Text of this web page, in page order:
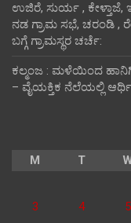
ಉಜಿರೆ, ಸುರ್ಯ , ಕೇಳ್ತಾಜೆ,
ನಡ ಗ್ರಾಮ ಸಭೆ, ಚರಂಡಿ ,
ಬಗ್ಗೆ ಗ್ರಾಮಸ್ಥರ ಚರ್ಚೆ:
ಕಲ್ಮಂಜ : ಮಳೆಯಿಂದ
– ವೈಯಕ್ತಿಕ ನೆಲೆಯಲ್ಲಿ
M
T
3
4 5